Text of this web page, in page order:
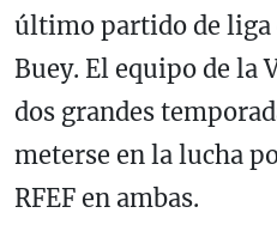
último partido de liga
Buey. El equipo de la
dos grandes
meterse en la lucha
RFEF en ambas.